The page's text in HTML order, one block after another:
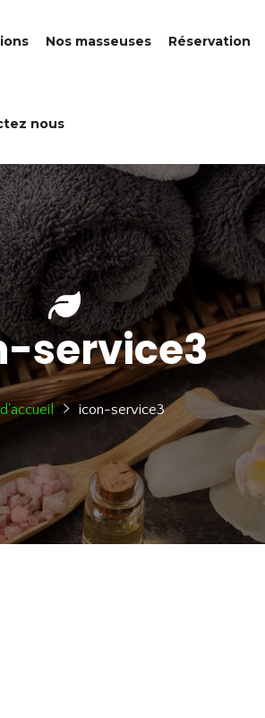
Nos masseuses Réservation
nous
service3
icon-service3